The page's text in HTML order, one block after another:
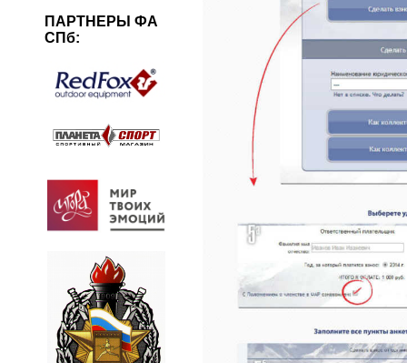
ПАРТНЕРЫ ФА
СПб: